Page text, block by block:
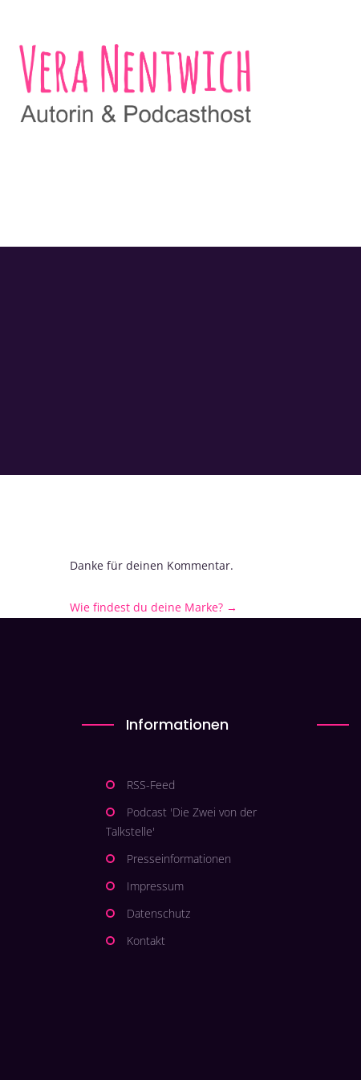
Danke für deinen Kommentar.
Wie findest du deine Marke? →
Informationen
RSS-Feed
Podcast 'Die Zwei von der
Talkstelle'
Presseinformationen
Impressum
Datenschutz
Kontakt